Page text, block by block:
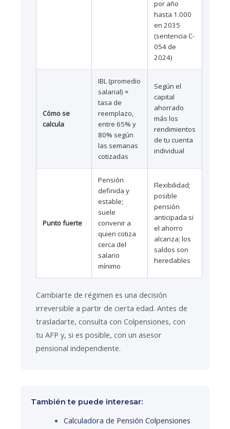
por año
hasta 1.000
en 2035
(sentencia C-
054 de
2024)
Cómo se
calcula
IBL (promedio
salarial) ×
tasa de
reemplazo,
entre 65% y
80% según
las semanas
cotizadas
Según el
capital
ahorrado
más los
rendimientos
de tu cuenta
individual
Punto fuerte
Pensión
definida y
estable;
suele
convenir a
quien cotiza
cerca del
salario
mínimo
Flexibilidad;
posible
pensión
anticipada si
el ahorro
alcanza; los
saldos son
heredables
Cambiarte de régimen es una decisión
irreversible a partir de cierta edad. Antes de
trasladarte, consulta con Colpensiones, con
tu AFP y, si es posible, con un asesor
pensional independiente.
También te puede interesar:
Calculadora de Pensión Colpensiones